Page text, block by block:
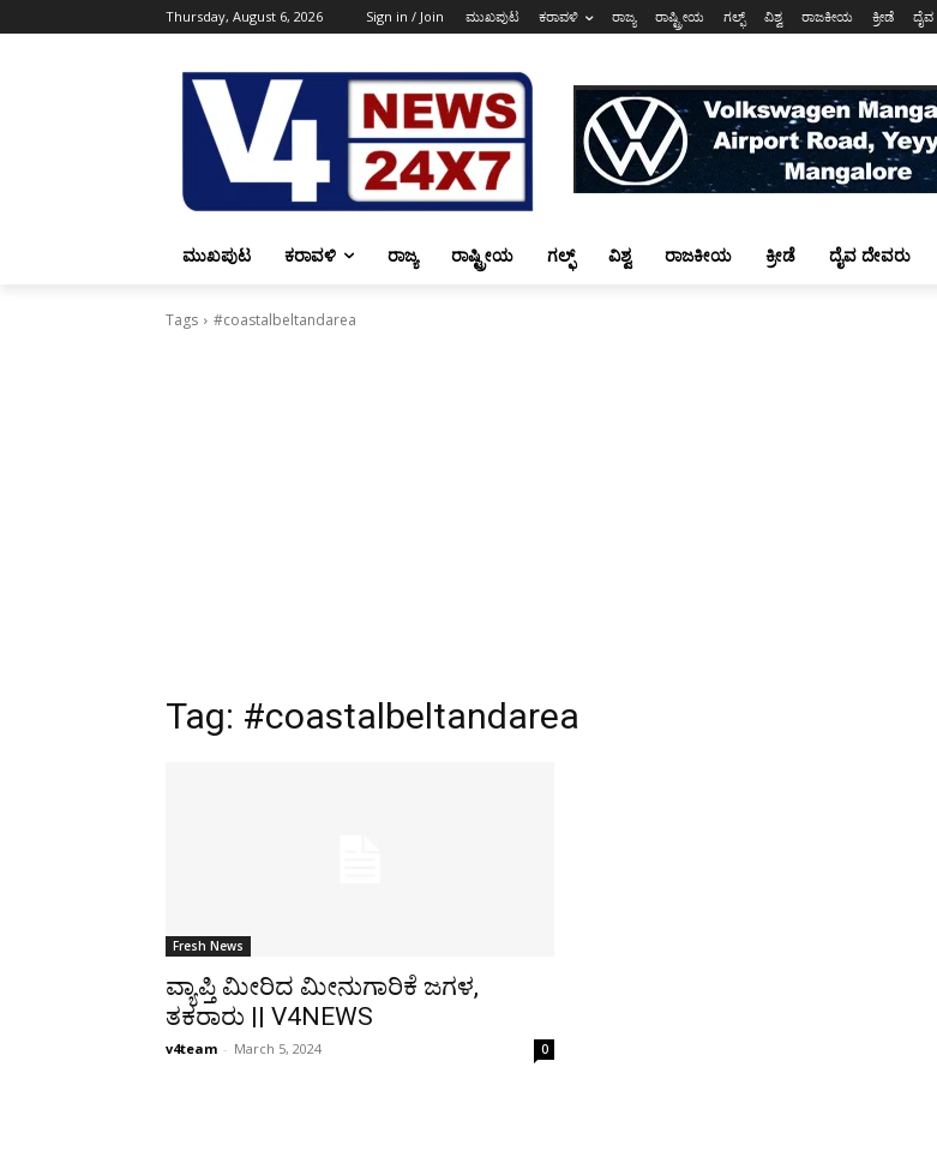
Thursday, August 6, 2026 Sign in / Join ಮುಖಪುಟ ಕರಾವಳಿ ರಾಜ್ಯ ರಾಷ್ಟ್ರೀಯ ಗಲ್ಫ್ ವಿಶ್ವ ರಾಜಕೀಯ ಕ್ರೀಡೆ
ಮುಖಪುಟ ಕರಾವಳಿ ರಾಜ್ಯ ರಾಷ್ಟ್ರೀಯ ಗಲ್ಫ್ ವಿಶ್ವ ರಾಜಕೀಯ ಕ್ರೀಡೆ ದೈವ ದೇವರು
Tags #coastalbeltandarea
Tag: #coastalbeltandarea
Fresh News
ವ್ಯಾಪ್ತಿ ಮೀರಿದ ಮೀನುಗಾರಿಕೆ ಜಗಳ,
ತಕರಾರು || V4NEWS
v4team - March 5, 2024 0